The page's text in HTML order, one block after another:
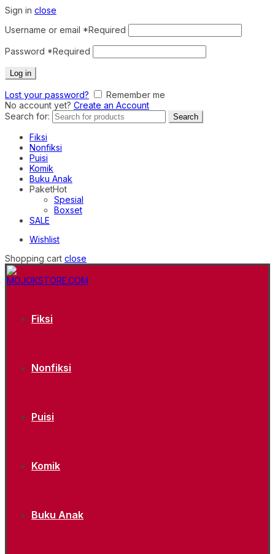
Sign in close
Username or email *Required
Password *Required
Log in
Lost your password?
Remember me
No account yet? Create an Account
Search for:
Search
Fiksi
Nonfiksi
Puisi
Komik
Buku Anak
PaketHot
Spesial
Boxset
SALE
Wishlist
Shopping cart close
Fiksi
Nonfiksi
Puisi
Komik
Buku Anak